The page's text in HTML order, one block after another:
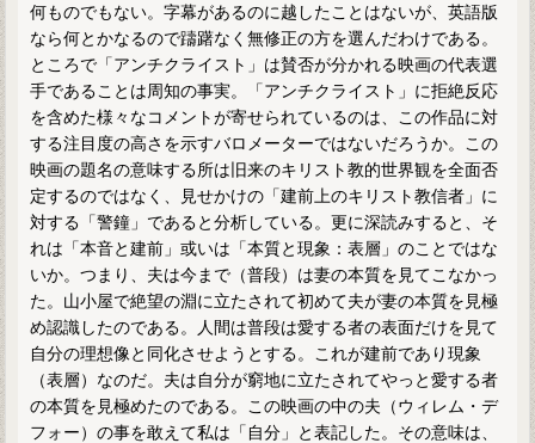
何ものでもない。字幕があるのに越したことはないが、英語版
なら何とかなるので躊躇なく無修正の方を選んだわけである。
ところで「アンチクライスト」は賛否が分かれる映画の代表選
手であることは周知の事実。「アンチクライスト」に拒絶反応
を含めた様々なコメントが寄せられているのは、この作品に対
する注目度の高さを示すバロメーターではないだろうか。この
映画の題名の意味する所は旧来のキリスト教的世界観を全面否
定するのではなく、見せかけの「建前上のキリスト教信者」に
対する「警鐘」であると分析している。更に深読みすると、そ
れは「本音と建前」或いは「本質と現象：表層」のことではな
いか。つまり、夫は今まで（普段）は妻の本質を見てこなかっ
た。山小屋で絶望の淵に立たされて初めて夫が妻の本質を見極
め認識したのである。人間は普段は愛する者の表面だけを見て
自分の理想像と同化させようとする。これが建前であり現象
（表層）なのだ。夫は自分が窮地に立たされてやっと愛する者
の本質を見極めたのである。この映画の中の夫（ウィレム・デ
フォー）の事を敢えて私は「自分」と表記した。その意味は、